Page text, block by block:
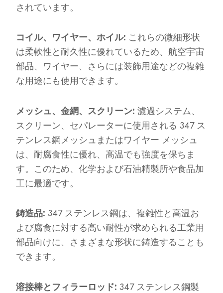
されています。
コイル、ワイヤー、ホイル: これらの微細形状
は柔軟性と耐久性に優れているため、航空宇宙
部品、ワイヤー、さらには装飾用途などの複雑
な用途にも使用できます。
メッシュ、金網、スクリーン:濾過システム、
スクリーン、セパレーターに使用される 347 ス
テンレス鋼メッシュまたはワイヤー メッシュ
は、耐腐食性に優れ、高温でも強度を保ちま
す。このため、化学および石油精製所や食品加
工に最適です。
鋳造品:347 ステンレス鋼は、複雑性と高温お
よび腐食に対する高い耐性が求められる工業用
部品向けに、さまざまな形状に鋳造することも
できます。
溶接棒とフィラーロッド: 347 ステンレス鋼製